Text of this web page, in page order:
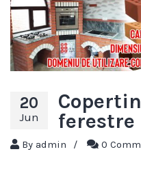
20
Jun
ferestre
By admin / 0